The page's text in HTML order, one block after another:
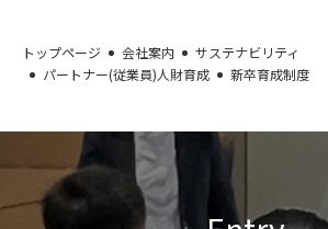
トップページ 会社案内
サステナビリティ
パートナー(従業員)人財育成
新卒育成制度